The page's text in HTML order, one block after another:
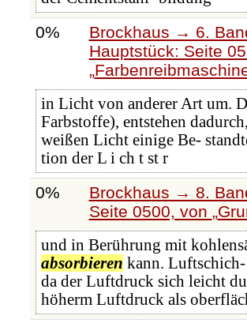
0%
Brockhaus → 6.
Hauptstück: Seite
in Licht von anderer Art um.
Farbstoffe), entstehen
weißen Licht einige Be-
tion der L i ch t st r
0%
Brockhaus → 8.
Seite 0500, von
und in Berührung mit
absorbieren kann. Luftschich-
da der Luftdruck sich leicht
höherm Luftdruck als